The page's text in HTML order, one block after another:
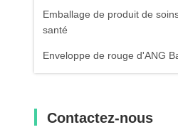
Emballage de produit de
santé
Enveloppe de rouge d'ANG
Contactez-nous